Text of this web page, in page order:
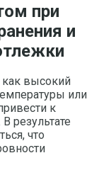
при
и
как высокий
или
к
результате
что